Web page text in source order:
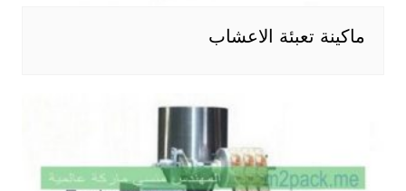
ماكينة تعبئة الاعشاب